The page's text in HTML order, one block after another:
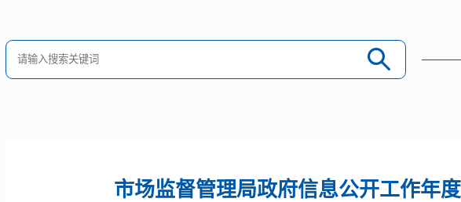
市场监督管理局政府信息公开工作年